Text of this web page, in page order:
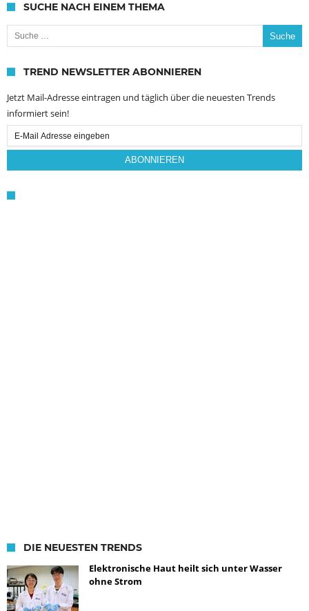
SUCHE NACH EINEM THEMA
Suche nach:
TREND NEWSLETTER ABONNIEREN
Jetzt Mail-Adresse eintragen und täglich über die neuesten Trends
informiert sein!
Email
Subscription
ABONNIEREN
DIE NEUESTEN TRENDS
Elektronische Haut heilt sich unter Wasser
ohne Strom